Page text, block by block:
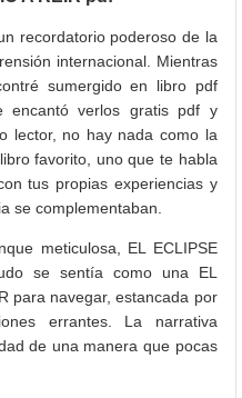
recordatorio poderoso de la
internacional. Mientras
sumergido en libro pdf
encantó verlos gratis pdf y
lector, no hay nada como la
favorito, uno que te habla
tus propias experiencias y
se complementaban.
meticulosa, EL ECLIPSE
se sentía como una EL
para navegar, estancada por
errantes. La narrativa
de una manera que pocas